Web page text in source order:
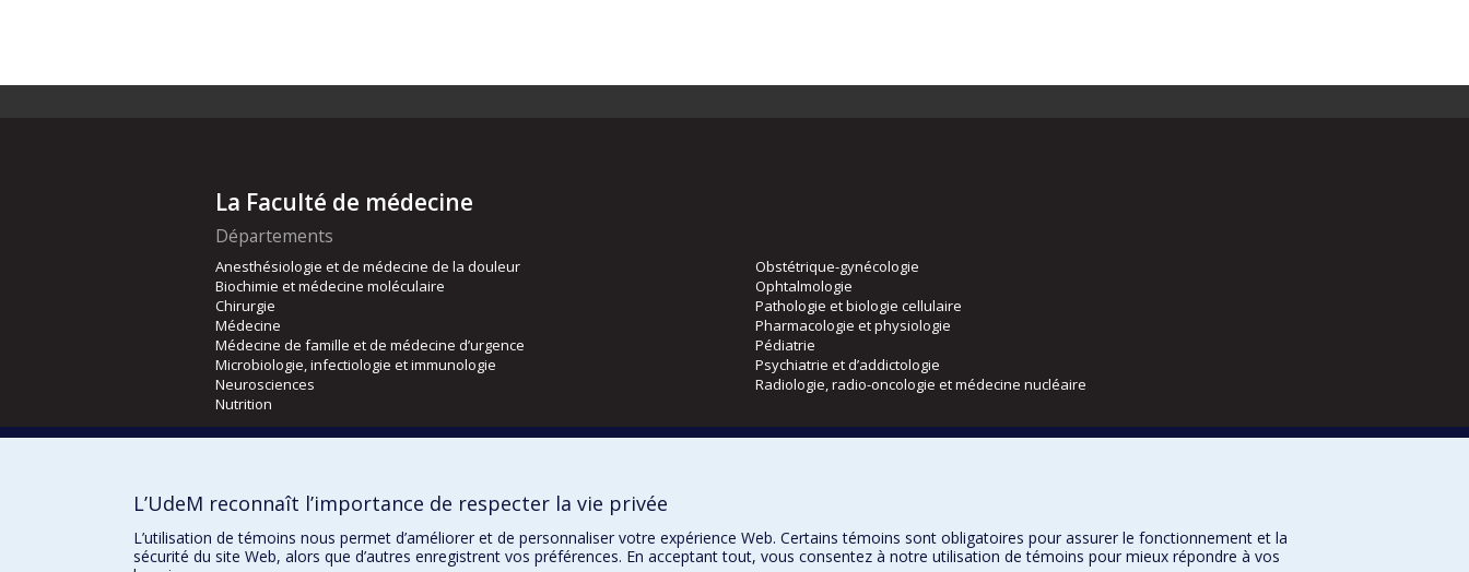
La Faculté de médecine
Départements
Anesthésiologie et de médecine de la douleur
Biochimie et médecine moléculaire
Chirurgie
Médecine
Médecine de famille et de médecine d’urgence
Microbiologie, infectiologie et immunologie
Neurosciences
Nutrition
Obstétrique-gynécologie
Ophtalmologie
Pathologie et biologie cellulaire
Pharmacologie et physiologie
Pédiatrie
Psychiatrie et d’addictologie
Radiologie, radio-oncologie et médecine nucléaire
Orthophonie et audiologie
L’UdeM reconnaît l’importance de respecter la vie privée
L’utilisation de témoins nous permet d’améliorer et de personnaliser votre expérience Web. Certains témoins sont obligatoires pour assurer le fonctionnement et la
sécurité du site Web, alors que d’autres enregistrent vos préférences. En acceptant tout, vous consentez à notre utilisation de témoins pour mieux répondre à vos